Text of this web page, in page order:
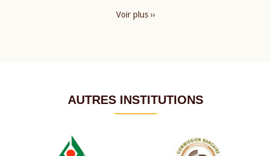
Voir plus ››
AUTRES INSTITUTIONS